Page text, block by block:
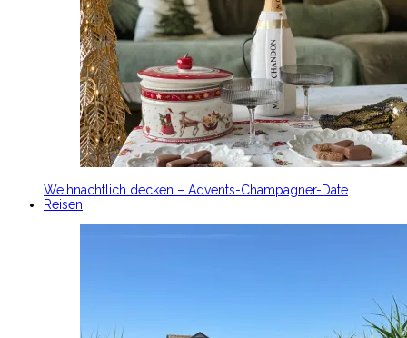
Weihnachtlich decken – Advents-Champagner-Date
Reisen